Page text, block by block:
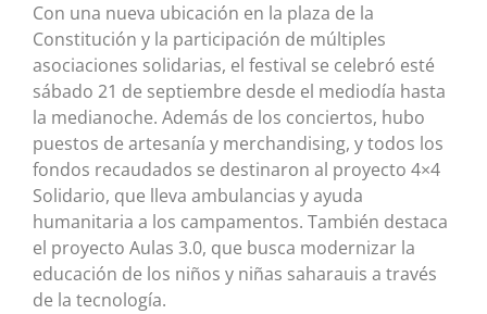
Con una nueva ubicación en la plaza de la
Constitución y la participación de múltiples
asociaciones solidarias, el festival se celebró esté
sábado 21 de septiembre desde el mediodía hasta
la medianoche. Además de los conciertos, hubo
puestos de artesanía y merchandising, y todos los
fondos recaudados se destinaron al proyecto 4×4
Solidario, que lleva ambulancias y ayuda
humanitaria a los campamentos. También destaca
el proyecto Aulas 3.0, que busca modernizar la
educación de los niños y niñas saharauis a través
de la tecnología.